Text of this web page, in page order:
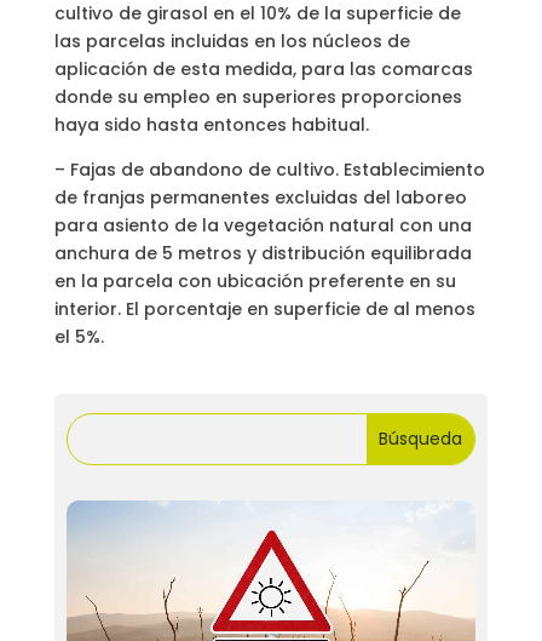
cultivo de girasol en el 10% de la superficie de
las parcelas incluidas en los núcleos de
aplicación de esta medida, para las comarcas
donde su empleo en superiores proporciones
haya sido hasta entonces habitual.
– Fajas de abandono de cultivo. Establecimiento
de franjas permanentes excluidas del laboreo
para asiento de la vegetación natural con una
anchura de 5 metros y distribución equilibrada
en la parcela con ubicación preferente en su
interior. El porcentaje en superficie de al menos
el 5%.